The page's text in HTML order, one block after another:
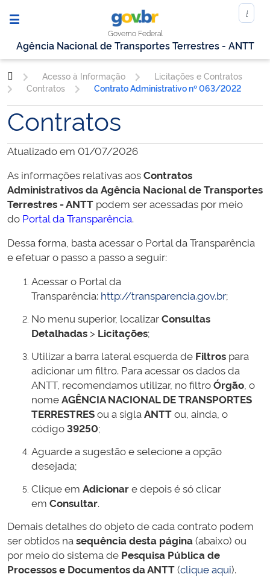
Governo Federal
Agência Nacional de Transportes Terrestres - ANTT
Acesso à Informação
Licitações e Contratos
Contratos
Contrato Administrativo nº 063/2022
Contratos
Atualizado em 01/07/2026
As informações relativas aosContratos
Administrativos daAgência Nacional de Transportes
Terrestres - ANTT podem ser acessadas por meio
do Portal da Transparência.
Dessa forma, basta acessar o Portal da Transparência
e efetuar o passo a passo a seguir:
Acessar o Portal da
Transparência: http://transparencia.gov.br;
No menu superior, localizarConsultas
Detalhadas > Licitações;
Utilizar a barra lateral esquerda de Filtros para
adicionar um filtro. Para acessar os dados da
ANTT, recomendamos utilizar, no filtroÓrgão , o
nomeAGÊNCIA NACIONAL DE TRANSPORTES
TERRESTRESou a siglaANTTou, ainda, o
código39250;
Aguarde a sugestão e selecione a opção
desejada;
Clique em Adicionare depois é só clicar
em Consultar.
Demais detalhes do objeto de cada contrato podem
ser obtidos nasequência desta página(abaixo) ou
por meio do sistema de Pesquisa Pública de
Processos e Documentos da ANTT(clique aqui).